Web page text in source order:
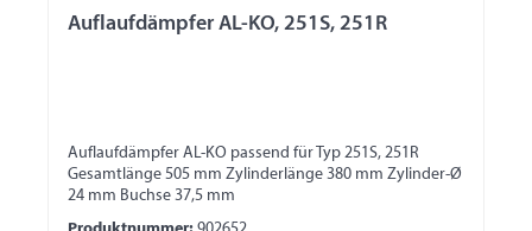
Auflaufdämpfer AL-KO, 251S, 251R
Auflaufdämpfer AL-KO passend für Typ 251S, 251R
Gesamtlänge 505 mm Zylinderlänge 380 mm Zylinder-Ø
24 mm Buchse 37,5 mm